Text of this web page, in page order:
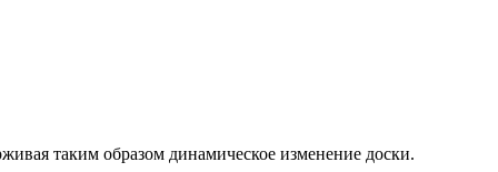
таким образом динамическое изменение доски.